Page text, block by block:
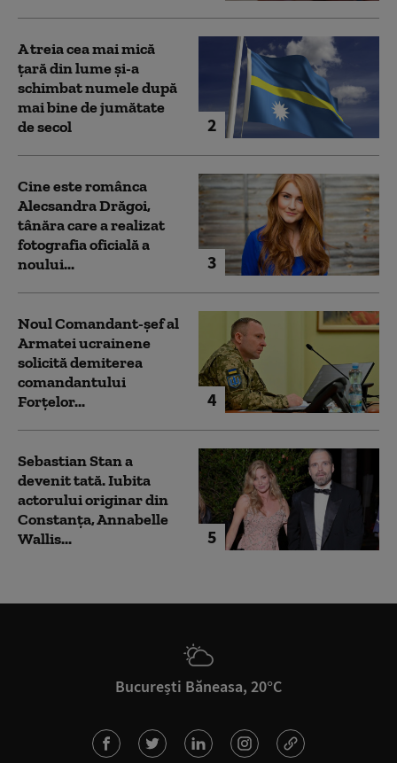
2
A treia cea mai mică
țară din lume și-a
schimbat numele după
mai bine de jumătate
de secol
3
Cine este românca
Alecsandra Drăgoi,
tânăra care a realizat
fotografia oficială a
noului...
4
Noul Comandant-șef al
Armatei ucrainene
solicită demiterea
comandantului
Forțelor...
5
Sebastian Stan a
devenit tată. Iubita
actorului originar din
Constanța, Annabelle
Wallis...
București Băneasa, 20°C